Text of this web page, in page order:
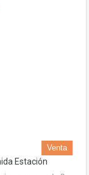
Venta
Estación